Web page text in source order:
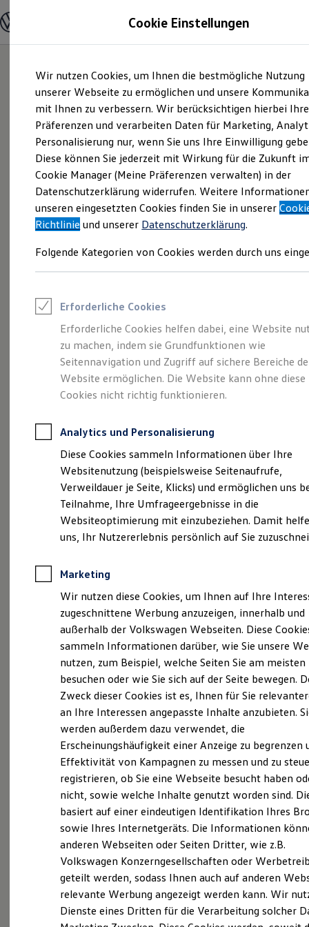
Hauptinhalt
springen
Footer
springen
Modelle und Konfigurator
Modelle vergleichen
Elektroautos
ENERGY Sondermodelle
Nutzfahrzeuge
SUV und CUV
Familienautos
Kombis
Kompaktwagen
Sportwagen
Schnell verfügbare Fahrzeuge
Angebote und Produkte
Aktuelle Angebote
E-Auto-Förderung
Volkswagen Marktplatz
Junge Gebrauchtwagen und Gebrauchtwagen
Saisonangebote
Leasing
Leasing-Angebote
Gebrauchtwagen Leasing
Junge Gebrauchtwagen-Leasing
Elektroauto Leasing
Kleinwagen-Leasing
Leasing ohne Anzahlung
Autokredit mit Schlussrate
Versicherungen und Garantien
Kfz-Versicherung
Restschuldversicherungen
Garantien
Wartungsverträge
Geschäftskunden
Professional Class bei Volkswagen
Großkunden
Behörden
Anpfiff zum Gewinn
Elektroautos
ID. Tutorials
Elektrofahrzeugkonzepte
Reichweite
Reichweite der ID. Modelle
Reichweite im Winter
Laden
Laden unterwegs
Laden Zuhause
Ladezeitensimulator
Batterie
Sicherheit
Garantie und Lebensdauer
Nachhaltigkeit
Technologie
Kosten und Kauf
Verbrauchskosten
Kaufoptionen
E-Auto-Förderung
Software und Konnektivität
Die ID. Software 6
ID. Software Versionen und Updates
Digitale Extras
Schnittstellen zu Ihrem ID.
Eine Klasse für sich.
Der Golf.
Impressum & Rechtliches
Details des Golf
Exterieur
Harmonisch aufeinander abgestimmt: Mit
beleuchtendem VolkswagenLogo und schnittigen
Frontstoßfängern weiß der Golfoptisch zu
überzeugen. Auch die neuen Scheinwerfer und
Rückleuchten mit optionalen dynamischen
Cookie Einstellungen
Wir nutzen Cookies, um Ihnen die bestmögliche Nutzung
unserer Webseite zu ermöglichen und unsere
mit Ihnen zu verbessern. Wir berücksichtigen hierbei Ihre
Präferenzen und verarbeiten Daten für Marketing,
Personalisierung nur, wenn Sie uns Ihre Einwilligung
Diese können Sie jederzeit mit Wirkung für die Zukunft
Cookie Manager (Meine Präferenzen verwalten) in der
Datenschutzerklärung widerrufen. Weitere
unseren eingesetzten Cookies finden Sie in unserer
Richtlinie und unserer Datenschutzerklärung.
Folgende Kategorien von Cookies werden durch uns
Erforderliche Cookies
Erforderliche Cookies helfen dabei, eine Website
zu machen, indem sie Grundfunktionen wie
Seitennavigation und Zugriff auf sichere Bereiche
Website ermöglichen. Die Website kann ohne diese
Cookies nicht richtig funktionieren.
Analytics und Personalisierung
Diese Cookies sammeln Informationen über Ihre
Websitenutzung (beispielsweise Seitenaufrufe,
Verweildauer je Seite, Klicks) und ermöglichen uns
Teilnahme, Ihre Umfrageergebnisse in die
Websiteoptimierung mit einzubeziehen. Damit
uns, Ihr Nutzererlebnis persönlich auf Sie
Marketing
Wir nutzen diese Cookies, um Ihnen auf Ihre
zugeschnittene Werbung anzuzeigen, innerhalb und
außerhalb der Volkswagen Webseiten. Diese
sammeln Informationen darüber, wie Sie unsere
nutzen, zum Beispiel, welche Seiten Sie am meisten
besuchen oder wie Sie sich auf der Seite bewegen.
Zweck dieser Cookies ist es, Ihnen für Sie
an Ihre Interessen angepasste Inhalte anzubieten.
werden außerdem dazu verwendet, die
Erscheinungshäufigkeit einer Anzeige zu begrenzen
Effektivität von Kampagnen zu messen und zu
registrieren, ob Sie eine Webseite besucht haben
nicht, sowie welche Inhalte genutzt worden sind.
basiert auf einer eindeutigen Identifikation Ihres
sowie Ihres Internetgeräts. Die Informationen
anderen Webseiten oder Seiten Dritter, wie z.B.
Volkswagen Konzerngesellschaften oder
geteilt werden, sodass Ihnen auch auf anderen
relevante Werbung angezeigt werden kann. Wir
Dienste eines Dritten für die Verarbeitung solcher